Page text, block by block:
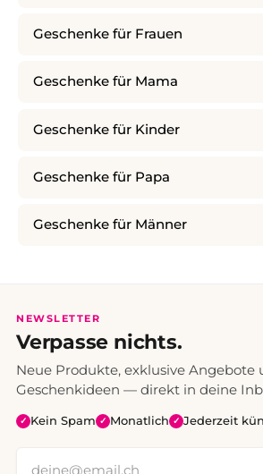
Geschenke für Frauen
Geschenke für Mama
Geschenke für Kinder
Geschenke für Papa
Geschenke für Männer
NEWSLETTER
Verpasse nichts.
Neue Produkte, exklusive Angebote
Geschenkideen — direkt in deine
✓ Kein Spam ✓ Monatlich ✓ Jederzeit